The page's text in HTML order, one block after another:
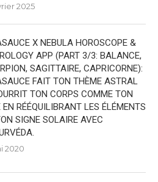
2025
X NEBULA HOROSCOPE &
APP (PART 3/3: BALANCE,
SAGITTAIRE, CAPRICORNE):
FAIT TON THÈME ASTRAL
TON CORPS COMME TON
EN RÉÉQUILIBRANT LES ÉLÉMENTS
SIGNE SOLAIRE AVEC
2020